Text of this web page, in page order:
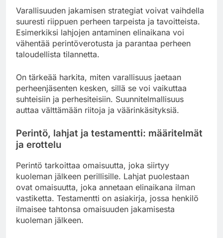
Varallisuuden jakamisen strategiat voivat vaihdella
suuresti riippuen perheen tarpeista ja tavoitteista.
Esimerkiksi lahjojen antaminen elinaikana voi
vähentää perintöverotusta ja parantaa perheen
taloudellista tilannetta.
On tärkeää harkita, miten varallisuus jaetaan
perheenjäsenten kesken, sillä se voi vaikuttaa
suhteisiin ja perhesiteisiin. Suunnitelmallisuus
auttaa välttämään riitoja ja väärinkäsityksiä.
Perintö, lahjat ja testamentti: määritelmät
ja erottelu
Perintö tarkoittaa omaisuutta, joka siirtyy
kuoleman jälkeen perillisille. Lahjat puolestaan
ovat omaisuutta, joka annetaan elinaikana ilman
vastiketta. Testamentti on asiakirja, jossa henkilö
ilmaisee tahtonsa omaisuuden jakamisesta
kuoleman jälkeen.